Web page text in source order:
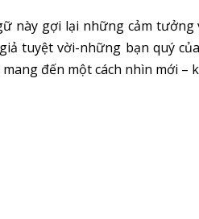
này gợi lại những cảm
tuyệt vời-những bạn quý
đến một cách nhìn mới